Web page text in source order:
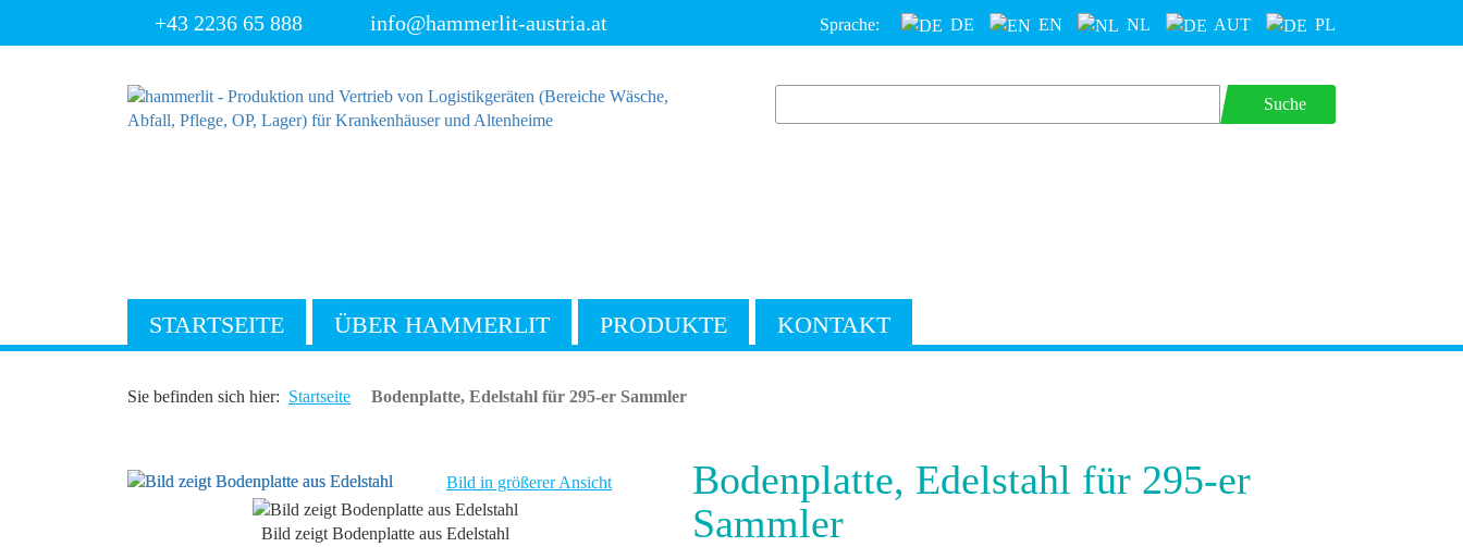
+43 2236 65 888 info@hammerlit-austria.at Sprache: DE EN NL AUT PL
Suche
STARTSEITE ÜBER HAMMERLIT PRODUKTE KONTAKT
Sie befinden sich hier: Startseite Bodenplatte, Edelstahl für 295-er Sammler
Bodenplatte, Edelstahl für 295-er
Sammler
Bild in größerer Ansicht
Bild zeigt Bodenplatte aus Edelstahl